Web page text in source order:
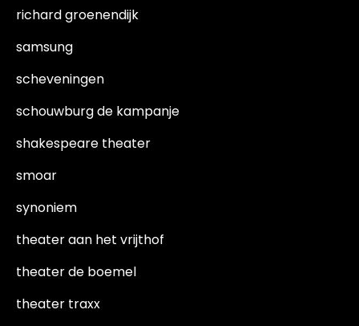
richard groenendijk
samsung
scheveningen
schouwburg de kampanje
shakespeare theater
smoar
synoniem
theater aan het vrijthof
theater de boemel
theater traxx